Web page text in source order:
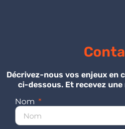
Décrivez-nous vos enjeux en
ci-dessous. Et recevez
Nom